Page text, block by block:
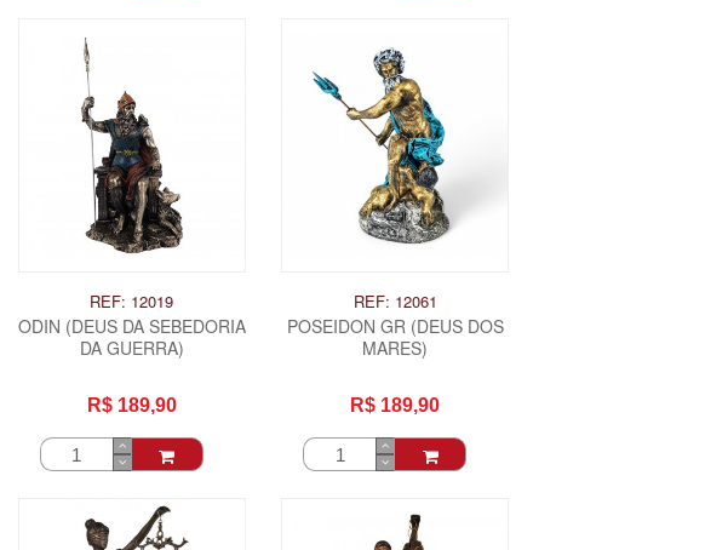
REF: 12019
ODIN (DEUS DA SEBEDORIA
DA GUERRA)
R$ 189,90
REF: 12061
POSEIDON GR (DEUS DOS
MARES)
R$ 189,90